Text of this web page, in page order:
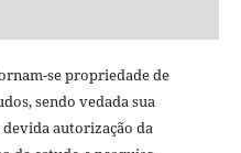
se propriedade de
sendo vedada sua
autorização da